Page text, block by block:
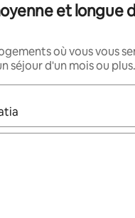
et longue
où vous vous
séjour d'un mois ou plus.
s'affichent, utilisez les